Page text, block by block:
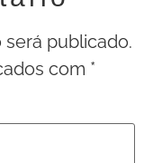
publicado.
com *